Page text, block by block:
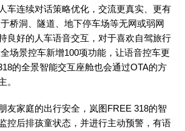
车连续对话策略优化，交流更真实、更有
桥洞、隧道、地下停车场等无网或弱网
良好的人车语音交互，对于喜欢自驾旅行
场景控车新增100项功能，让语音控车更
的全景智能交互座舱也会通过OTA的方
。
庭的出行安全，岚图FREE 318的智
控后排孩童状态，并进行主动预警，有语